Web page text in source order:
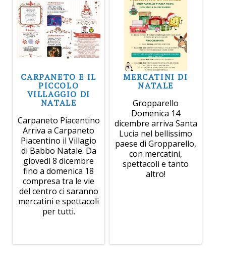
CARPANETO E IL
PICCOLO
VILLAGGIO DI
NATALE
Carpaneto Piacentino
Arriva a Carpaneto
Piacentino il Villagio
di Babbo Natale. Da
giovedì 8 dicembre
fino a domenica 18
compresa tra le vie
del centro ci saranno
mercatini e spettacoli
per tutti.
MERCATINI DI
NATALE
Gropparello
Domenica 14
dicembre arriva Santa
Lucia nel bellissimo
paese di Gropparello,
con mercatini,
spettacoli e tanto
altro!